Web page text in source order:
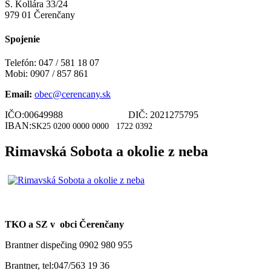
S. Kollára 33/24
979 01 Čerenčany
Spojenie
Telefón: 047 / 581 18 07
Mobi: 0907 / 857 861
Email: obec@cerencany.sk
IČO:00649988 DIČ: 2021275795
IBAN:SK25 0200 0000 0000 1722 0392
Rimavská Sobota a okolie z neba
TKO a SZ v obci Čerenčany
Brantner dispečing 0902 980 955
Brantner, tel:047/563 19 36